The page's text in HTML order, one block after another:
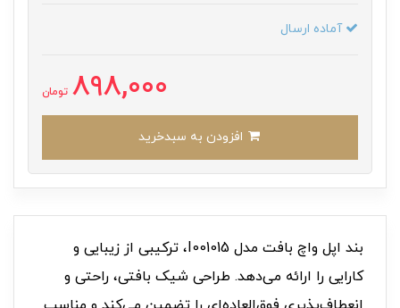
آماده ارسال
898,000 تومان
بند اپل واچ بافت مدل I001015، ترکیبی از زیبایی و
کارایی را ارائه می‌دهد. طراحی شیک بافتی، راحتی و